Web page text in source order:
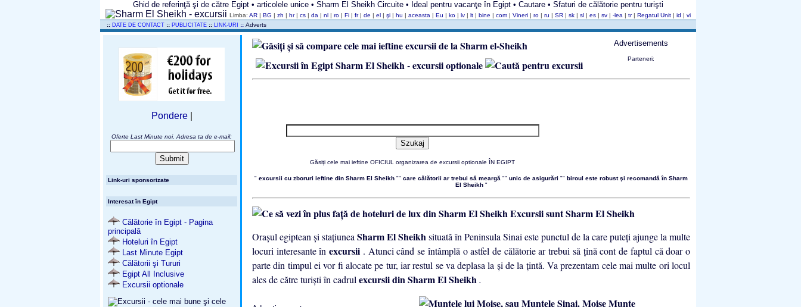
Ghid de referinţă şi de către Egipt • articolele unice • Sharm El Sheikh Circuite • Ideal pentru vacanţe în Egipt • Cautare • Sfaturi de călătorie pentru turişti
Limba: AR | BG | zh | hr | cs | da | nl | ro | Fi | fr | de | el | şi | hu | aceasta | Eu | ko | lv | lt | bine | com | Vineri | ro | ru | SR | sk | sl | es | sv | -lea | tr | Regatul Unit | id | vi
:: DATE DE CONTACT :: PUBLICITATE :: LINK-URI :: Adverts
Pondere
Oferte Last Minute noi. Adresa ta de e-mail:
Link-uri sponsorizate
Interesat în Egipt
Călătorie în Egipt - Pagina
principală
Hoteluri în Egipt
Last Minute Egipt
Călătorii şi Tururi
Egipt All Inclusive
Excursii optionale
Advertisements
Parteneri:
Sharm El Sheikh - excursii optionale
Găsiţi cele mai ieftine OFICIUL organizarea de excursii optionale ÎN EGIPT
" excursii cu zboruri ieftine din Sharm El Sheikh "" care călătorii ar trebui să meargă "" unic de asigurări "" biroul este robust şi recomandă în Sharm
El Sheikh "
Excursii sunt Sharm El Sheikh
Oraşul egiptean şi staţiuneaSharm El Sheikhsituată în Peninsula Sinai este punctul de la care puteţi ajunge la multe
locuri interesante înexcursii . Atunci când se întâmplă o astfel de călătorie ar trebui să ţină cont de faptul că doar o
parte din timpul ei vor fi alocate pe tur, iar restul se va deplasa la şi de la ţintă. Va prezentam cele mai multe ori locul
ales de către turişti în cadrulexcursii din Sharm El Sheikh.
Moise Munte